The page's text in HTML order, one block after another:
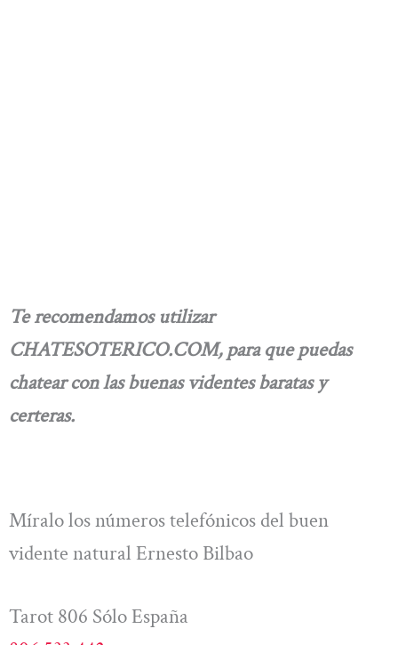
Te recomendamos utilizar
CHATESOTERICO.COM, para que puedas
chatear con las buenas videntes baratas y
certeras.
Míralo los números telefónicos del buen
vidente natural Ernesto Bilbao
Tarot 806 Sólo España